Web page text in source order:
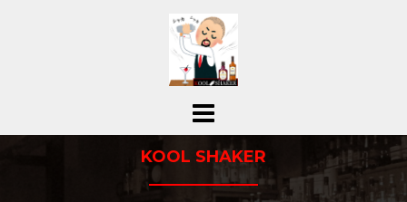
ス
KOOL SHAKER